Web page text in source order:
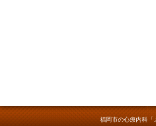
福岡市の心療内科「